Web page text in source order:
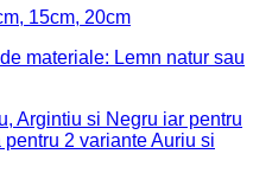
15cm, 20cm
materiale: Lemn natur sau
Argintiu si Negru iar pentru
2 variante Auriu si